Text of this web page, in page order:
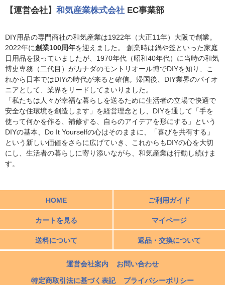
【運営会社】 和気産業株式会社 EC事業部
DIY用品の専門商社の和気産業は1922年（大正11年）大阪で創業。
2022年に創業100周年を迎えました。 創業時は鍋や釜といった家庭
日用品を扱っていましたが、1970年代（昭和40年代）に当時の和気
博史専務（二代目）がカナダのモントリオール博でDIYを知り、こ
れから日本ではDIYの時代が来ると確信。帰国後、DIY業界のパイオ
ニアとして、業界をリードしてまいりました。
「私たちは人々が幸福な暮らしを送るために生活者の立場で快適で
安全な住環境を創造します」を経営理念とし、DIYを通して「手を
使って何かを作る、補修する、自らのアイデアを形にする」という
DIYの基本、Do It Yourselfの心はそのままに、「喜びを共有する」
という新しい価値をさらに広げていき、これからもDIYの心を大切
にし、生活者の暮らしに寄り添いながら、和気産業は行動し続けま
す。
HOME ご利用ガイド
カートを見る マイページ
送料について 返品・交換について
運営会社案内 お問い合わせ
特定商取引法に基づく表記 プライバシーポリシー